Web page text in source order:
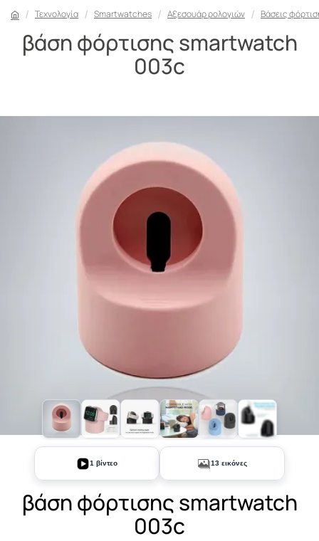
Τεχνολογία Smartwatches Αξεσουάρ ρολογιών Βάσεις
βάση φόρτισης smartwatch
003c
+8
1 βίντεο 13 εικόνες
βάση φόρτισης smartwatch
003c